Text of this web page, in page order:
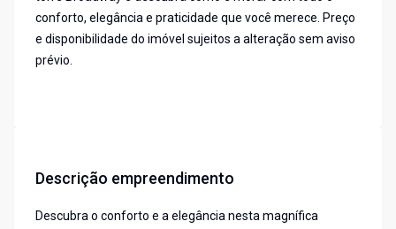
conforto, elegância e praticidade que você merece. Preço
e disponibilidade do imóvel sujeitos a alteração sem aviso
prévio.
Descrição empreendimento
Descubra o conforto e a elegância nesta magnífica